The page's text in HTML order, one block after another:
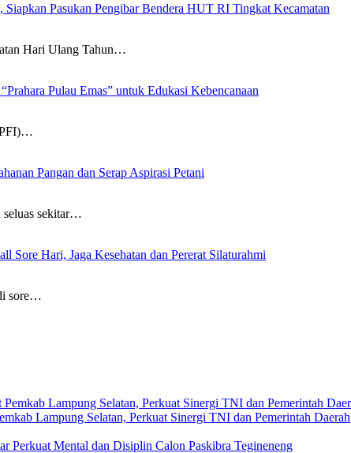
Pasukan Pengibar Bendera HUT RI Tingkat Kecamatan
Hari Ulang Tahun…
Pulau Emas” untuk Edukasi Kebencanaan
Pangan dan Serap Aspirasi Petani
sekitar…
Hari, Jaga Kesehatan dan Pererat Silaturahmi
sore…
Lampung Selatan, Perkuat Sinergi TNI dan Pemerintah Daerah